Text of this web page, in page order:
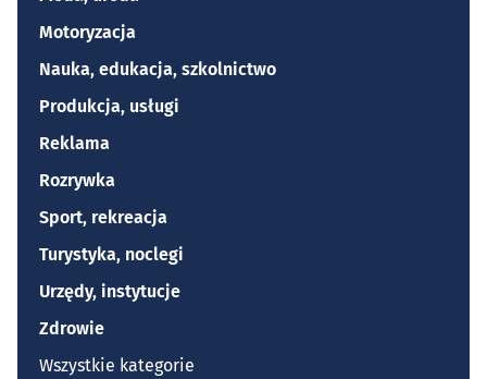
Motoryzacja
Nauka, edukacja, szkolnictwo
Produkcja, usługi
Reklama
Rozrywka
Sport, rekreacja
Turystyka, noclegi
Urzędy, instytucje
Zdrowie
Wszystkie kategorie